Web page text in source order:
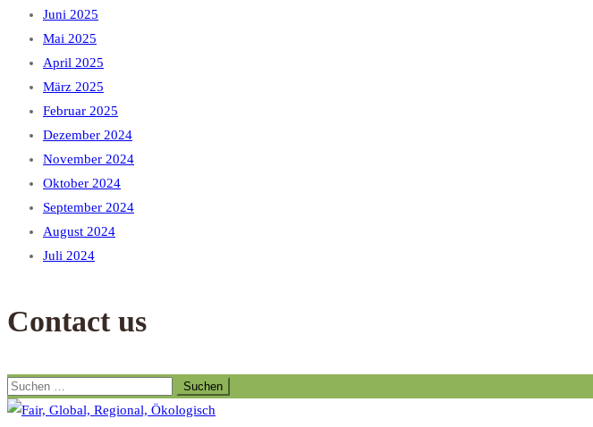
Juni 2025
Mai 2025
April 2025
März 2025
Februar 2025
Dezember 2024
November 2024
Oktober 2024
September 2024
August 2024
Juli 2024
Contact us
Suchen
nach: